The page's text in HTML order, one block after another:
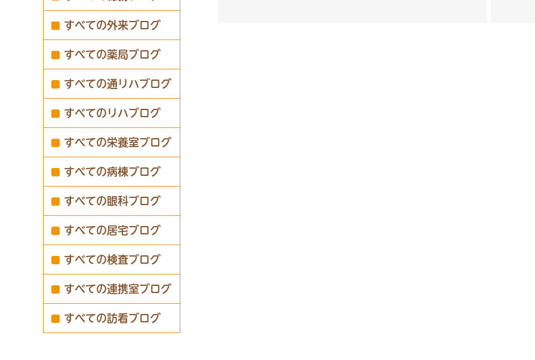
すべての外来ブログ
すべての薬局ブログ
すべての通リハブログ
すべてのリハブログ
すべての栄養室ブログ
すべての病棟ブログ
すべての眼科ブログ
すべての居宅ブログ
すべての検査ブログ
すべての連携室ブログ
すべての訪看ブログ